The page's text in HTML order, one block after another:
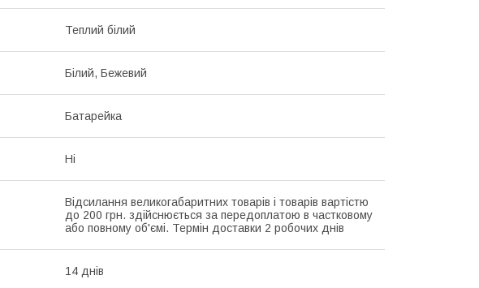
Теплий білий
Білий, Бежевий
Батарейка
Ні
Відсилання великогабаритних товарів і товарів вартістю
до 200 грн. здійснюється за передоплатою в частковому
або повному об'ємі. Термін доставки 2 робочих днів
14 днів